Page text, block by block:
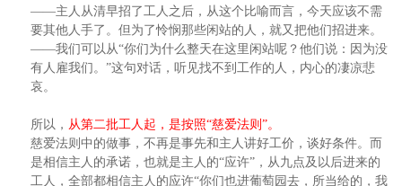
——主人从清早招了工人之后，从这个比喻而言，今天应该不需
要其他人手了。但为了怜悯那些闲站的人，就又把他们招进来。
——我们可以从“你们为什么整天在这里闲站呢？他们说：因为没
有人雇我们。”这句对话，听见找不到工作的人，内心的凄凉悲
哀。
所以， 从第二批工人起，是按照“慈爱法则”。
慈爱法则中的做事，不再是事先和主人讲好工价，谈好条件。而
是相信主人的承诺，也就是主人的“应许”，从九点及以后进来的
工人，全部都相信主人的应许“你们也进葡萄园去，所当给的，我